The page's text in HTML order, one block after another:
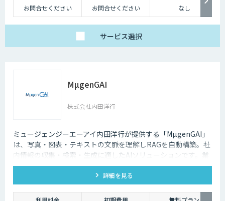
お問合せください
お問合せください なし
サービス選択
MµgenGAI
株式会社内田洋行
ミュージェンジーエーアイ内田洋行が提供する「MµgenGAI」
は、写真・図表・テキストの文脈を理解しRAGを自動構築。社
内情報の収集・検索・生成に適したAIソリューションです。業
種を問わず業務効率とナレッジ活用を支援します。
詳細を見る